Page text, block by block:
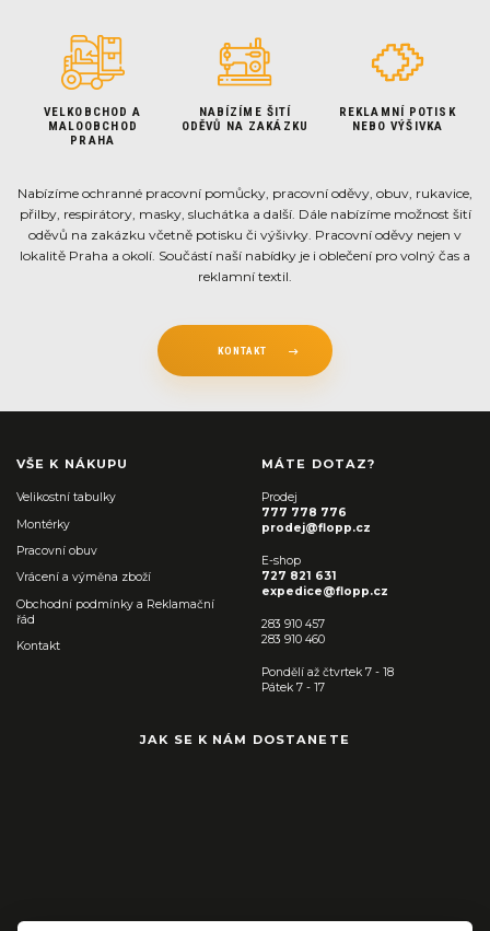
VELKOBCHOD A
MALOOBCHOD
PRAHA
NABÍZÍME ŠITÍ
ODĚVŮ NA ZAKÁZKU
REKLAMNÍ POTISK
NEBO VÝŠIVKA
Nabízíme ochranné pracovní pomůcky, pracovní oděvy, obuv, rukavice,
přilby, respirátory, masky, sluchátka a další. Dále nabízíme možnost šití
oděvů na zakázku včetně potisku či výšivky. Pracovní oděvy nejen v
lokalitě Praha a okolí. Součástí naší nabídky je i oblečení pro volný čas a
reklamní textil.
KONTAKT
VŠE K NÁKUPU
Velikostní tabulky
Montérky
Pracovní obuv
Vrácení a výměna zboží
Obchodní podmínky a Reklamační
řád
Kontakt
MÁTE DOTAZ?
Prodej
777 778 776
prodej@flopp.cz
E-shop
727 821 631
expedice@flopp.cz
283 910 457
283 910 460
Pondělí až čtvrtek 7 - 18
Pátek 7 - 17
JAK SE K NÁM DOSTANETE